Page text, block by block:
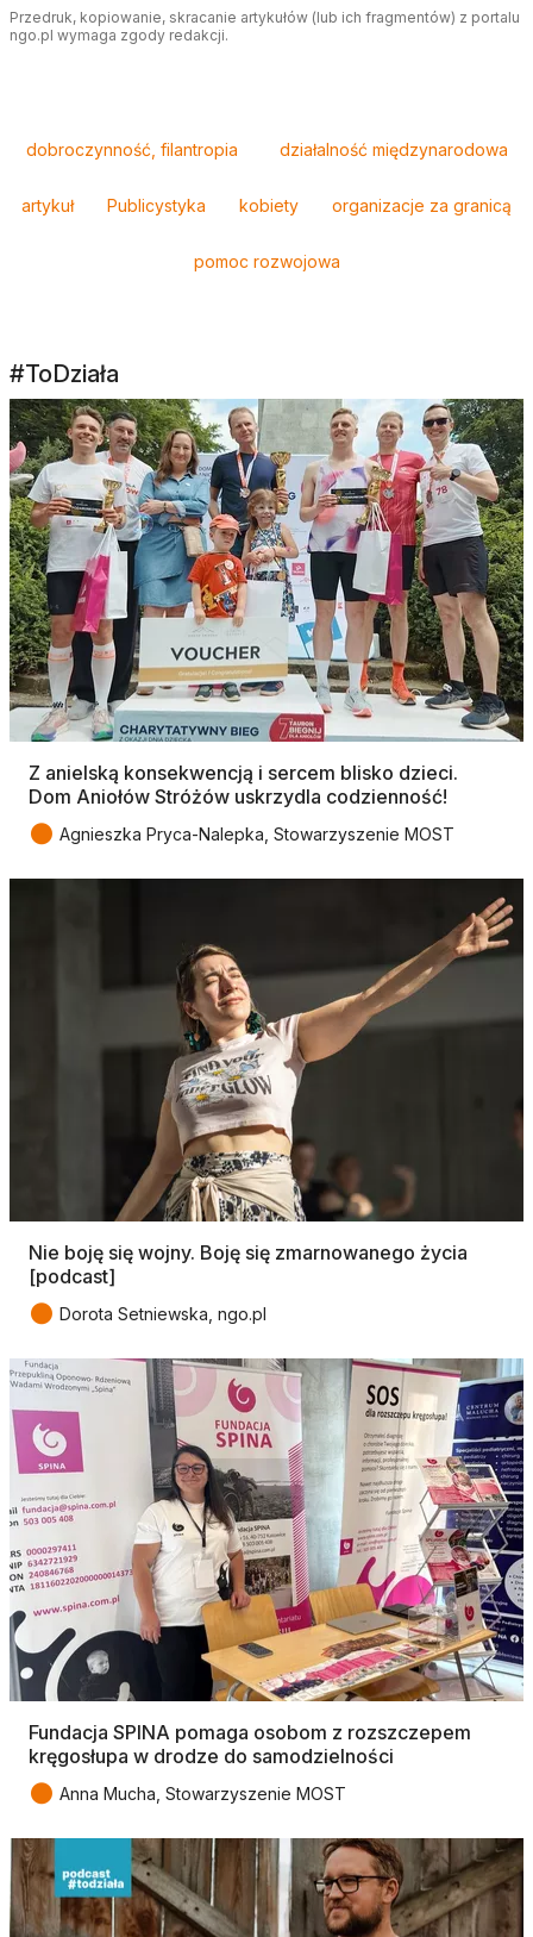
Przedruk, kopiowanie, skracanie artykułów (lub ich fragmentów) z portalu
ngo.pl wymaga zgody redakcji.
dobroczynność, filantropia działalność międzynarodowa
artykuł Publicystyka kobiety organizacje za granicą
pomoc rozwojowa
#ToDziała
Z anielską konsekwencją i sercem blisko dzieci.
Dom Aniołów Stróżów uskrzydla codzienność!
● Agnieszka Pryca-Nalepka, Stowarzyszenie MOST
Nie boję się wojny. Boję się zmarnowanego życia
[podcast]
● Dorota Setniewska, ngo.pl
Fundacja SPINA pomaga osobom z rozszczepem
kręgosłupa w drodze do samodzielności
● Anna Mucha, Stowarzyszenie MOST